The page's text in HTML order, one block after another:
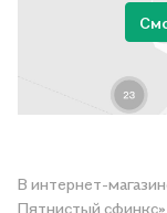
В интернет-
Пятнистый